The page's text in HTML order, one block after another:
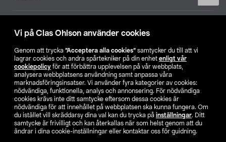
Vi på Clas Ohlson använder cookies
Genom att trycka ”Acceptera alla cookies” samtycker du till att vi
lagrar cookies och andra spårtekniker på din enhet enligt vår
cookiepolicy för att förbättra upplevelsen på vår webbplats,
analysera webbplatsens användning samt anpassa våra
marknadsföringsinsatser. Vi använder fyra kategorier av cookies:
nödvändiga, funktionella, analys och annonsering. För nödvändiga
cookies krävs inte ditt samtycke eftersom dessa cookies är
nödvändiga för att innehållet på webbplatsen ska kunna fungera. Om
du istället vill skräddarsy dina val kan du trycka på inställningar. Ditt
samtycke är frivilligt och kan återkallas när som helst genom att du
ändrar i dina cookie-inställningar eller kontaktar oss för guidning.
Hitta butik
SE NO FI